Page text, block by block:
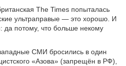
The Times попыталась
ультраправые — это хорошо. И
потому, что больше некому
СМИ бросились в один
«Азова» (запрещён в РФ),